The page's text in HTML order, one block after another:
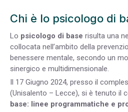
Chi è lo psicologo di
Lo psicologo di base risulta una
collocata nell’ambito della
benessere mentale, secondo un
sinergico e multidimensionale.
Il 17 Giugno 2024, presso il
(Unisalento – Lecce), si è tenuto il
base: linee programmatiche e